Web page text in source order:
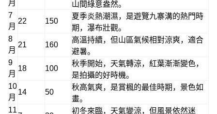
月
山間綠意盎然。
7
月
22 150
夏季炎熱潮濕，是遊覽九寨溝的熱門時
期，瀑布壯觀。
8
月
21 160
高溫持續，但山區氣候相對涼爽，適合
避暑。
9
月
18 100
秋季開始，天氣轉涼，紅葉漸漸變色，
是拍攝的好時機。
10
月
14 50
秋高氣爽，是賞楓的最佳時期，景色如
畫。
11
初冬來臨，天氣變涼，但風景依然迷